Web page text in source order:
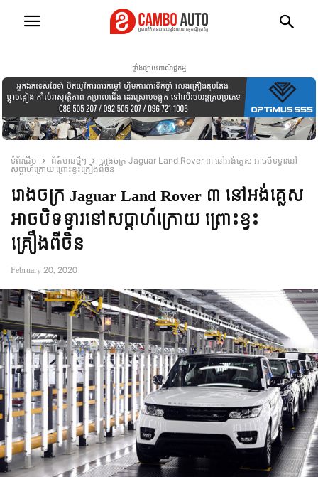
ផ្ទាំងផ្សាយពាណិជ្ជកម្ម
ទំព័រដើម ព័ត៍មានថ្មីៗ
រោងចក្រ Jaguar Land Rover ៣ នៅអង់គ្លេស អាចបិទទ្វារនៅ
សប្តាហ៍ក្រោយ ព្រោះខ្វះគ្រឿងពីចិន
រោងចក្រ Jaguar Land Rover ៣ នៅអង់គ្លេស
អាចបិទទ្វារនៅសប្តាហ៍ក្រោយ ព្រោះខ្វះ
គ្រឿងពីចិន
February 20, 2020